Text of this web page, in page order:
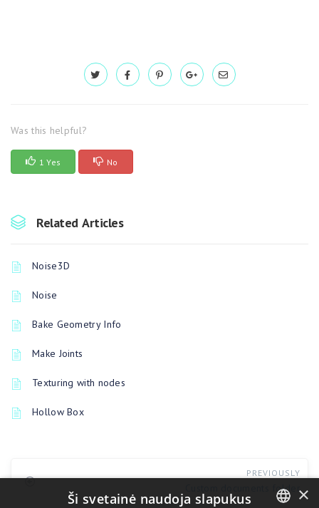
Was this helpful?
1 Yes No
Related Articles
Noise3D
Noise
Bake Geometry Info
Make Joints
Texturing with nodes
Hollow Box
PREVIOUSLY
Custom documents folder×
Ši svetainė naudoja slapukus